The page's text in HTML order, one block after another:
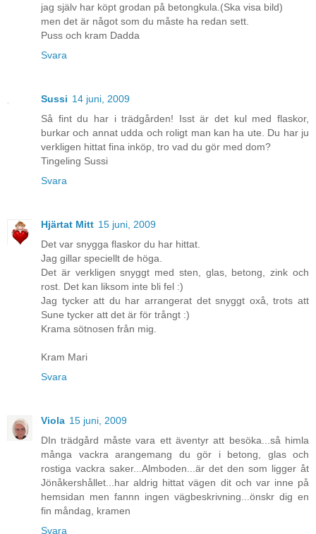
jag själv har köpt grodan på betongkula.(Ska visa bild)
men det är något som du måste ha redan sett.
Puss och kram Dadda
Svara
Sussi 14 juni, 2009
Så fint du har i trädgården! Isst är det kul med flaskor,
burkar och annat udda och roligt man kan ha ute. Du har ju
verkligen hittat fina inköp, tro vad du gör med dom?
Tingeling Sussi
Svara
Hjärtat Mitt 15 juni, 2009
Det var snygga flaskor du har hittat.
Jag gillar speciellt de höga.
Det är verkligen snyggt med sten, glas, betong, zink och
rost. Det kan liksom inte bli fel :)
Jag tycker att du har arrangerat det snyggt oxå, trots att
Sune tycker att det är för trångt :)
Krama sötnosen från mig.
Kram Mari
Svara
Viola 15 juni, 2009
DIn trädgård måste vara ett äventyr att besöka...så himla
många vackra arangemang du gör i betong, glas och
rostiga vackra saker...Almboden...är det den som ligger åt
Jönåkershållet...har aldrig hittat vägen dit och var inne på
hemsidan men fannn ingen vägbeskrivning...önskr dig en
fin måndag, kramen
Svara